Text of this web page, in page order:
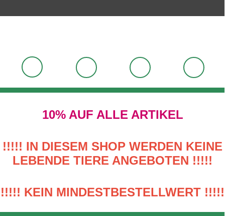
10% AUF ALLE ARTIKEL
!!!!! IN DIESEM SHOP WERDEN KEINE
LEBENDE TIERE ANGEBOTEN !!!!!
!!!!! KEIN MINDESTBESTELLWERT !!!!!